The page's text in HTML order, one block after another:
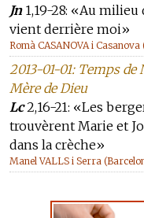
Jn1,19-28: «Au milieu
vient derrière moi»
Romà CASANOVA i
2013-01-01: Temps
Mère de Dieu
Lc2,16-21: «Les
trouvèrent Marie et
dans la crèche»
Manel VALLS i Serra